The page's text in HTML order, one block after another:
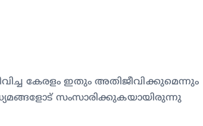
കേരളം ഇതും അതിജീവിക്കുമെന്നും
സംസാരിക്കുകയായിരുന്നു